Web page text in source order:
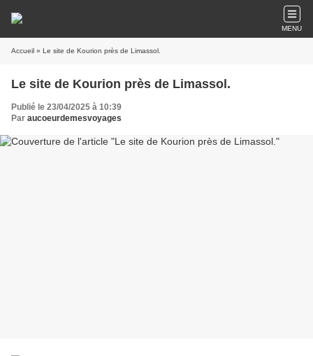
MENU
Accueil » Le site de Kourion près de Limassol.
Le site de Kourion près de Limassol.
Publié le 23/04/2025 à 10:39
Par aucoeurdemesvoyages